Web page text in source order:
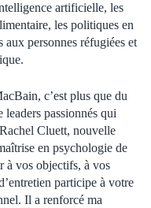
artificielle, les
les politiques en
aux personnes réfugiées et
c’est plus que du
leaders passionnés qui
Cluett, nouvelle
en psychologie de
à vos objectifs, à vos
participe à votre
Il a renforcé ma